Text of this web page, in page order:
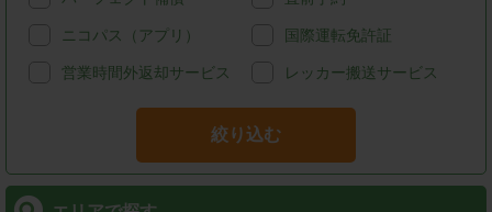
ニコパス（アプリ） 国際運転免許証
営業時間外返却サービス レッカー搬送サービス
絞り込む